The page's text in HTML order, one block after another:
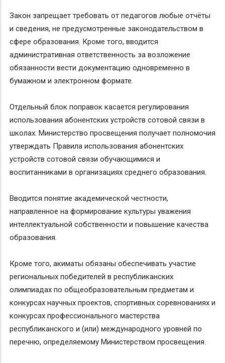
Закон запрещает требовать от педагогов любые отчёты
и сведения, не предусмотренные законодательством в
сфере образования. Кроме того, вводится
административная ответственность за возложение
обязанности вести документацию одновременно в
бумажном и электронном формате.
Отдельный блок поправок касается регулирования
использования абонентских устройств сотовой связи в
школах. Министерство просвещения получает полномочия
утверждать Правила использования абонентских
устройств сотовой связи обучающимися и
воспитанниками в организациях среднего образования.
Вводится понятие академической честности,
направленное на формирование культуры уважения
интеллектуальной собственности и повышение качества
образования.
Кроме того, акиматы обязаны обеспечивать участие
региональных победителей в республиканских
олимпиадах по общеобразовательным предметам и
конкурсах научных проектов, спортивных соревнованиях и
конкурсах профессионального мастерства
республиканского и (или) международного уровней по
перечню, определяемому Министерством просвещения.